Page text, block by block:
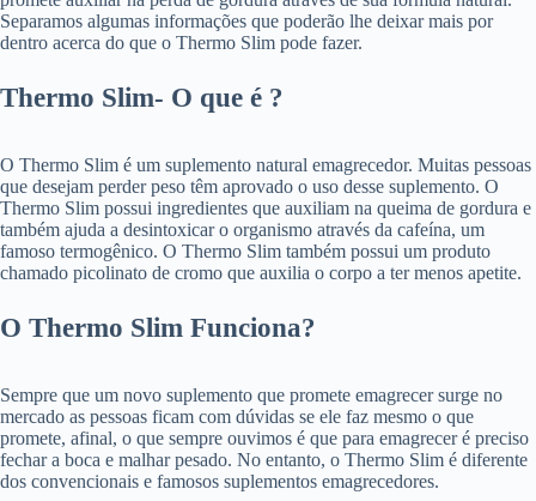
Separamos algumas informações que poderão lhe deixar mais por
dentro acerca do que o Thermo Slim pode fazer.
Thermo Slim- O que é ?
O Thermo Slim é um suplemento natural emagrecedor. Muitas pessoas
que desejam perder peso têm aprovado o uso desse suplemento. O
Thermo Slim possui ingredientes que auxiliam na queima de gordura e
também ajuda a desintoxicar o organismo através da cafeína, um
famoso termogênico. O Thermo Slim também possui um produto
chamado picolinato de cromo que auxilia o corpo a ter menos apetite.
O Thermo Slim Funciona?
Sempre que um novo suplemento que promete emagrecer surge no
mercado as pessoas ficam com dúvidas se ele faz mesmo o que
promete, afinal, o que sempre ouvimos é que para emagrecer é preciso
fechar a boca e malhar pesado. No entanto, o Thermo Slim é diferente
dos convencionais e famosos suplementos emagrecedores.